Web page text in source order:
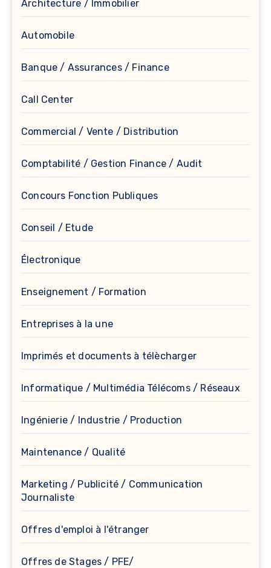
Architecture / Immobilier
Automobile
Banque / Assurances / Finance
Call Center
Commercial / Vente / Distribution
Comptabilité / Gestion Finance / Audit
Concours Fonction Publiques
Conseil / Etude
Électronique
Enseignement / Formation
Entreprises à la une
Imprimés et documents à télècharger
Informatique / Multimédia Télécoms / Réseaux
Ingénierie / Industrie / Production
Maintenance / Qualité
Marketing / Publicité / Communication
Journaliste
Offres d'emploi à l'étranger
Offres de Stages / PFE/